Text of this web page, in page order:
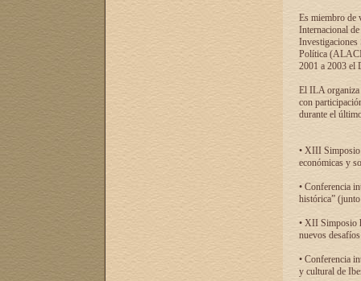
Es miembro de
Internacional
Investigaciones
Política
2001 a 2003 el
El ILA organiza
con
durante el
• XIII Simposio
económicas y
• Conferencia
histórica”
• XII Simposio
nuevos
• Conferencia
y cultural de